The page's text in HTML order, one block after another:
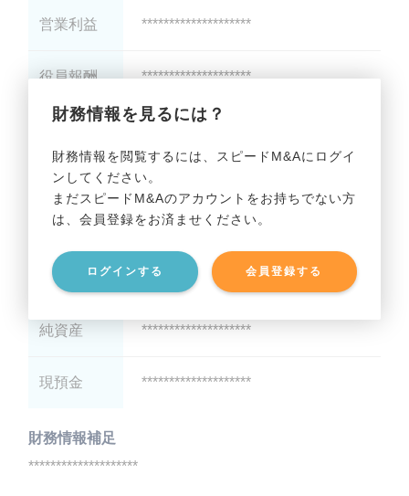
財務情報を見るには？
財務情報を閲覧するには、スピードM&Aにログイ
ンしてください。
まだスピードM&Aのアカウントをお持ちでない方
は、会員登録をお済ませください。
ログインする 会員登録する
営業利益 ********************
役員報酬 ********************
貸借対照表（B/S）
総資産 ********************
有利子負債 ********************
純資産 ********************
現預金 ********************
財務情報補足
********************